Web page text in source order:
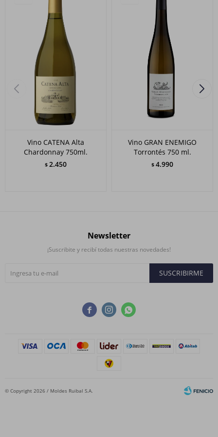
Vino CATENA Alta
Chardonnay 750ml.
$ 2.450
Vino GRAN ENEMIGO
Torrontés 750 ml.
$ 4.990
  
Newsletter
¡Suscribite y recibí todas nuestras novedades!
SUSCRIBIRME
© Copyright 2026 / Moldes Ruibal S.A.